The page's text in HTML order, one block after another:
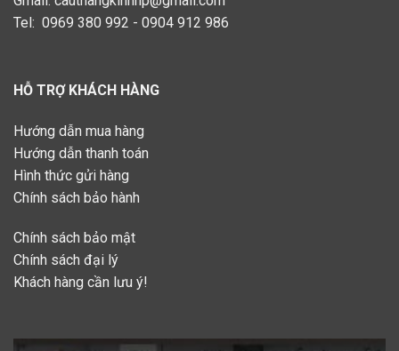
Tel: 0969 380 992 - 0904 912 986
HỖ TRỢ KHÁCH HÀNG
Hướng dẫn mua hàng
Hướng dẫn thanh toán
Hình thức gửi hàng
Chính sách bảo hành
Chính sách bảo mật
Chính sách đại lý
Khách hàng cần lưu ý!